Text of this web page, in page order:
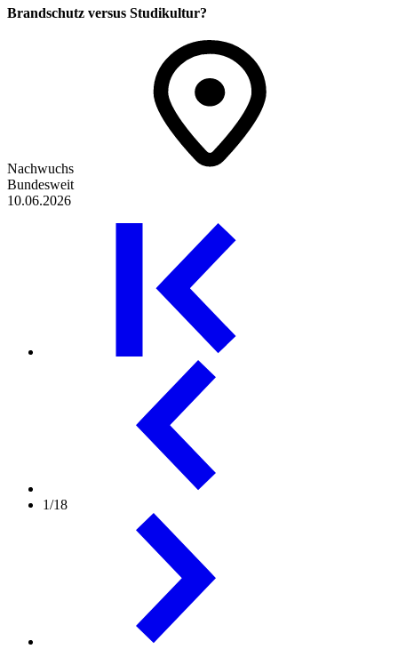
Brandschutz versus Studikultur?
Nachwuchs
Bundesweit
10.06.2026
1/18